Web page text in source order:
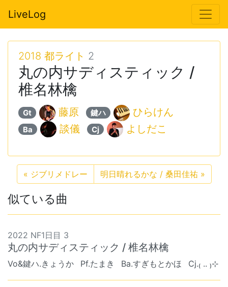
LiveLog
2018 都ライト 2
丸の内サディスティック /
椎名林檎
Gt 藤原 鍵ハ ひらけん
Ba 談儀 Cj よしだこ
« ジブリメドレー 明日晴れるかな / 桑田佳祐 »
似ている曲
2022 NF1日目 3
丸の内サディスティック / 椎名林檎
Vo&鍵ハ.きょうか Pf.たまき Ba.すぎもとかほ Cj.₍ .. ₎⊹